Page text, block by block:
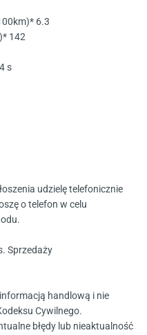
6.3
142
s
udzielę telefonicznie
o telefon w celu
Sprzedaży
handlową i nie
Cywilnego.
błędy lub nieaktualność